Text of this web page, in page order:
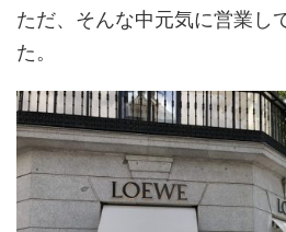
ただ、そんな中元気に営業し
た。